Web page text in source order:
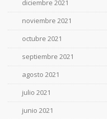
diciembre 2021
noviembre 2021
octubre 2021
septiembre 2021
agosto 2021
julio 2021
junio 2021